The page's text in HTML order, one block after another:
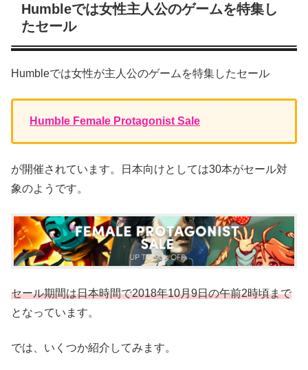
Humbleでは女性主人公のゲームを特集し
たセール
Humbleでは女性が主人公のゲームを特集したセール
Humble Female Protagonist Sale
が開催されています。日本向けとしては30本がセール対
象のようです。
セール期間は日本時間で2018年10月9日の午前2時頃まで
となっています。
では、いくつか紹介してみます。